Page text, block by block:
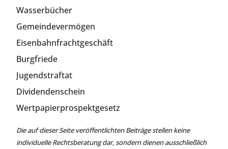
Wasserbücher
Gemeindevermögen
Eisenbahnfrachtgeschäft
Burgfriede
Jugendstraftat
Dividendenschein
Wertpapierprospektgesetz
Die auf dieser Seite veröffentlichten Beiträge stellen keine
individuelle Rechtsberatung dar, sondern dienen ausschließlich